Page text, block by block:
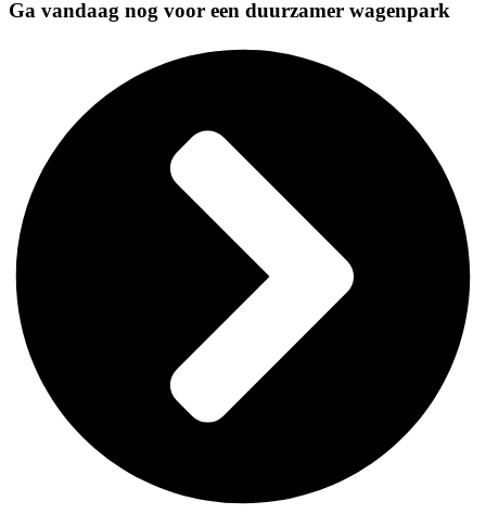
Ga vandaag nog voor een duurzamer wagenpark